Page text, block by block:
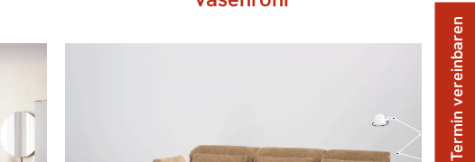
Termin vereinbaren